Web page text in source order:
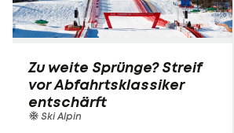
Zu weite Sprünge? Streif
vor Abfahrtsklassiker
entschärft
Ski Alpin